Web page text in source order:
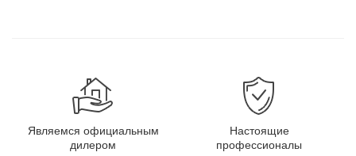
Являемся официальным
дилером
Настоящие
профессионалы